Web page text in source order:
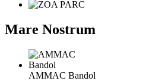
Mare Nostrum
AMMAC Bandol